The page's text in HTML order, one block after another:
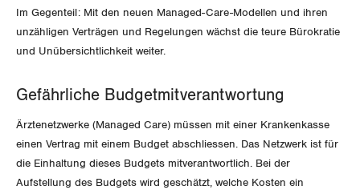
Verkehr
Post
Energie und Umwelt
Kommunikation und Medien
GLEICHSTELLUNG
Gleichstellung von Frauen und Männern
Gleichstellung von LGBTI
BILDUNG & JUGEND
GEWERKSCHAFTSPOLITIK
International
SERVICE
Im Gegenteil: Mit den neuen Managed-Care-Modellen und ihren
unzähligen Verträgen und Regelungen wächst die teure Bürokratie
und Unübersichtlichkeit weiter.
Gefährliche Budgetmitverantwortung
Ärztenetzwerke (Managed Care) müssen mit einer Krankenkasse
einen Vertrag mit einem Budget abschliessen. Das Netzwerk ist für
die Einhaltung dieses Budgets mitverantwortlich. Bei der
Aufstellung des Budgets wird geschätzt, welche Kosten ein